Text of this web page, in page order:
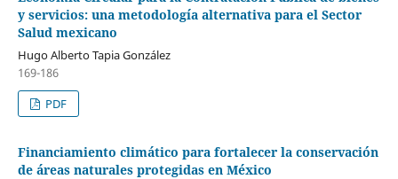
y servicios: una metodología alternativa para el Sector
Salud mexicano
Hugo Alberto Tapia González
169-186
PDF
Financiamiento climático para fortalecer la conservación
de áreas naturales protegidas en México